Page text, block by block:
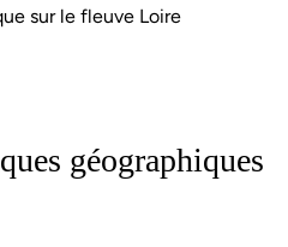
sur le fleuve Loire
géographiques